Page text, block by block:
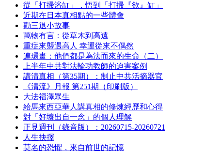
從「打掃浴缸」，悟到「打掃『欲』缸」
近期在日本真相點的一些體會
勸三退小故事
萬物有言：從草木到高遠
重症來襲遇高人 幸運從來不偶然
連環畫：他們都是為法而來的生命（二）
上半年中共對法輪功教師的迫害案例
講清真相（第35期）：制止中共活摘器官
《清流》月報 第251期（印刷版）
大法福澤眾生
給馬來西亞華人講真相的修煉經歷和心得
對「好壞出自一念」的個人理解
正見週刊（錄音版）：20260715-20260721
人生抉擇
莫名的恐懼，來自前世的記憶